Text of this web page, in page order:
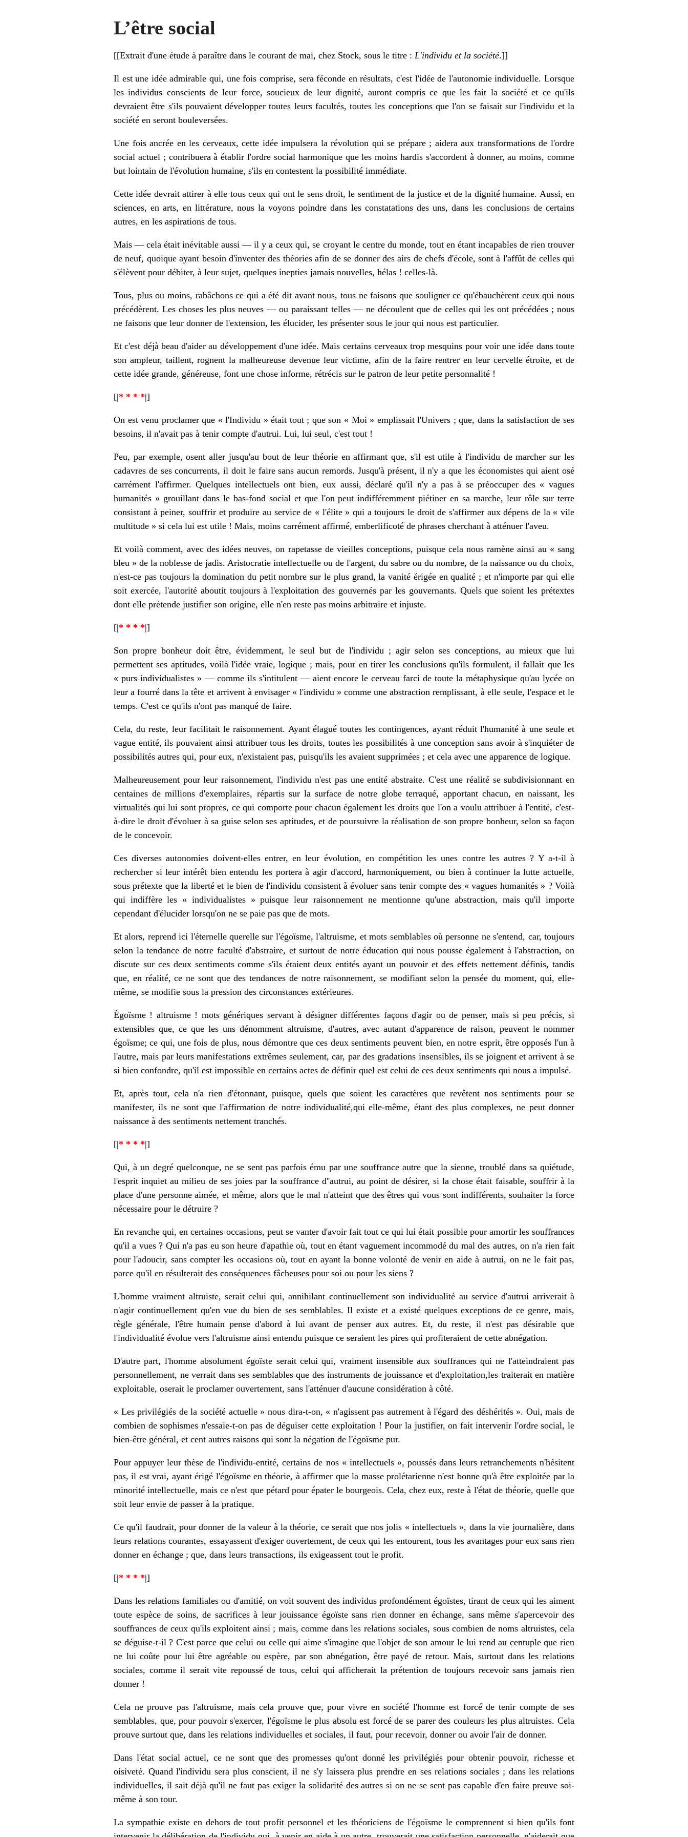
L’être social
[[Extrait d'une étude à paraître dans le courant de mai, chez Stock, sous le titre : L'individu et la société.]]
Il est une idée admirable qui, une fois comprise, sera féconde en résultats, c'est l'idée de l'autonomie individuelle. Lorsque
les individus conscients de leur force, soucieux de leur dignité, auront compris ce que les fait la société et ce qu'ils
devraient être s'ils pouvaient développer toutes leurs facultés, toutes les conceptions que l'on se faisait sur l'individu et la
société en seront bouleversées.
Une fois ancrée en les cerveaux, cette idée impulsera la révolution qui se prépare ; aidera aux transformations de l'ordre
social actuel ; contribuera à établir l'ordre social harmonique que les moins hardis s'accordent à donner, au moins, comme
but lointain de l'évolution humaine, s'ils en contestent la possibilité immédiate.
Cette idée devrait attirer à elle tous ceux qui ont le sens droit, le sentiment de la justice et de la dignité humaine. Aussi, en
sciences, en arts, en littérature, nous la voyons poindre dans les constatations des uns, dans les conclusions de certains
autres, en les aspirations de tous.
Mais — cela était inévitable aussi — il y a ceux qui, se croyant le centre du monde, tout en étant incapables de rien trouver
de neuf, quoique ayant besoin d'inventer des théories afin de se donner des airs de chefs d'école, sont à l'affût de celles qui
s'élèvent pour débiter, à leur sujet, quelques inepties jamais nouvelles, hélas ! celles-là.
Tous, plus ou moins, rabâchons ce qui a été dit avant nous, tous ne faisons que souligner ce qu'ébauchèrent ceux qui nous
précédèrent. Les choses les plus neuves — ou paraissant telles — ne découlent que de celles qui les ont précédées ; nous
ne faisons que leur donner de l'extension, les élucider, les présenter sous le jour qui nous est particulier.
Et c'est déjà beau d'aider au développement d'une idée. Mais certains cerveaux trop mesquins pour voir une idée dans toute
son ampleur, taillent, rognent la malheureuse devenue leur victime, afin de la faire rentrer en leur cervelle étroite, et de
cette idée grande, généreuse, font une chose informe, rétrécis sur le patron de leur petite personnalité !
[|* * * *|]
On est venu proclamer que « l'Individu » était tout ; que son « Moi » emplissait l'Univers ; que, dans la satisfaction de ses
besoins, il n'avait pas à tenir compte d'autrui. Lui, lui seul, c'est tout !
Peu, par exemple, osent aller jusqu'au bout de leur théorie en affirmant que, s'il est utile à l'individu de marcher sur les
cadavres de ses concurrents, il doit le faire sans aucun remords. Jusqu'à présent, il n'y a que les économistes qui aient osé
carrément l'affirmer. Quelques intellectuels ont bien, eux aussi, déclaré qu'il n'y a pas à se préoccuper des « vagues
humanités » grouillant dans le bas-fond social et que l'on peut indifféremment piétiner en sa marche, leur rôle sur terre
consistant à peiner, souffrir et produire au service de « l'élite » qui a toujours le droit de s'affirmer aux dépens de la « vile
multitude » si cela lui est utile ! Mais, moins carrément affirmé, emberlificoté de phrases cherchant à atténuer l'aveu.
Et voilà comment, avec des idées neuves, on rapetasse de vieilles conceptions, puisque cela nous ramène ainsi au « sang
bleu » de la noblesse de jadis. Aristocratie intellectuelle ou de l'argent, du sabre ou du nombre, de la naissance ou du choix,
n'est-ce pas toujours la domination du petit nombre sur le plus grand, la vanité érigée en qualité ; et n'importe par qui elle
soit exercée, l'autorité aboutit toujours à l'exploitation des gouvernés par les gouvernants. Quels que soient les prétextes
dont elle prétende justifier son origine, elle n'en reste pas moins arbitraire et injuste.
[|* * * *|]
Son propre bonheur doit être, évidemment, le seul but de l'individu ; agir selon ses conceptions, au mieux que lui
permettent ses aptitudes, voilà l'idée vraie, logique ; mais, pour en tirer les conclusions qu'ils formulent, il fallait que les
« purs individualistes » — comme ils s'intitulent — aient encore le cerveau farci de toute la métaphysique qu'au lycée on
leur a fourré dans la tête et arrivent à envisager « l'individu » comme une abstraction remplissant, à elle seule, l'espace et le
temps. C'est ce qu'ils n'ont pas manqué de faire.
Cela, du reste, leur facilitait le raisonnement. Ayant élagué toutes les contingences, ayant réduit l'humanité à une seule et
vague entité, ils pouvaient ainsi attribuer tous les droits, toutes les possibilités à une conception sans avoir à s'inquiéter de
possibilités autres qui, pour eux, n'existaient pas, puisqu'ils les avaient supprimées ; et cela avec une apparence de logique.
Malheureusement pour leur raisonnement, l'individu n'est pas une entité abstraite. C'est une réalité se subdivisionnant en
centaines de millions d'exemplaires, répartis sur la surface de notre globe terraqué, apportant chacun, en naissant, les
virtualités qui lui sont propres, ce qui comporte pour chacun également les droits que l'on a voulu attribuer à l'entité, c'est-
à-dire le droit d'évoluer à sa guise selon ses aptitudes, et de poursuivre la réalisation de son propre bonheur, selon sa façon
de le concevoir.
Ces diverses autonomies doivent-elles entrer, en leur évolution, en compétition les unes contre les autres ? Y a-t-il à
rechercher si leur intérêt bien entendu les portera à agir d'accord, harmoniquement, ou bien à continuer la lutte actuelle,
sous prétexte que la liberté et le bien de l'individu consistent à évoluer sans tenir compte des « vagues humanités » ? Voilà
qui indiffère les « individualistes » puisque leur raisonnement ne mentionne qu'une abstraction, mais qu'il importe
cependant d'élucider lorsqu'on ne se paie pas que de mots.
Et alors, reprend ici l'éternelle querelle sur l'égoïsme, l'altruisme, et mots semblables où personne ne s'entend, car, toujours
selon la tendance de notre faculté d'abstraire, et surtout de notre éducation qui nous pousse également à l'abstraction, on
discute sur ces deux sentiments comme s'ils étaient deux entités ayant un pouvoir et des effets nettement définis, tandis
que, en réalité, ce ne sont que des tendances de notre raisonnement, se modifiant selon la pensée du moment, qui, elle-
même, se modifie sous la pression des circonstances extérieures.
Égoïsme ! altruisme ! mots génériques servant à désigner différentes façons d'agir ou de penser, mais si peu précis, si
extensibles que, ce que les uns dénomment altruisme, d'autres, avec autant d'apparence de raison, peuvent le nommer
égoïsme; ce qui, une fois de plus, nous démontre que ces deux sentiments peuvent bien, en notre esprit, être opposés l'un à
l'autre, mais par leurs manifestations extrêmes seulement, car, par des gradations insensibles, ils se joignent et arrivent à se
si bien confondre, qu'il est impossible en certains actes de définir quel est celui de ces deux sentiments qui nous a impulsé.
Et, après tout, cela n'a rien d'étonnant, puisque, quels que soient les caractères que revêtent nos sentiments pour se
manifester, ils ne sont que l'affirmation de notre individualité,qui elle-même, étant des plus complexes, ne peut donner
naissance à des sentiments nettement tranchés.
[|* * * *|]
Qui, à un degré quelconque, ne se sent pas parfois ému par une souffrance autre que la sienne, troublé dans sa quiétude,
l'esprit inquiet au milieu de ses joies par la souffrance d''autrui, au point de désirer, si la chose était faisable, souffrir à la
place d'une personne aimée, et même, alors que le mal n'atteint que des êtres qui vous sont indifférents, souhaiter la force
nécessaire pour le détruire ?
En revanche qui, en certaines occasions, peut se vanter d'avoir fait tout ce qui lui était possible pour amortir les souffrances
qu'il a vues ? Qui n'a pas eu son heure d'apathie où, tout en étant vaguement incommodé du mal des autres, on n'a rien fait
pour l'adoucir, sans compter les occasions où, tout en ayant la bonne volonté de venir en aide à autrui, on ne le fait pas,
parce qu'il en résulterait des conséquences fâcheuses pour soi ou pour les siens ?
L'homme vraiment altruiste, serait celui qui, annihilant continuellement son individualité au service d'autrui arriverait à
n'agir continuellement qu'en vue du bien de ses semblables. Il existe et a existé quelques exceptions de ce genre, mais,
règle générale, l'être humain pense d'abord à lui avant de penser aux autres. Et, du reste, il n'est pas désirable que
l'individualité évolue vers l'altruisme ainsi entendu puisque ce seraient les pires qui profiteraient de cette abnégation.
D'autre part, l'homme absolument égoïste serait celui qui, vraiment insensible aux souffrances qui ne l'atteindraient pas
personnellement, ne verrait dans ses semblables que des instruments de jouissance et d'exploitation,les traiterait en matière
exploitable, oserait le proclamer ouvertement, sans l'atténuer d'aucune considération à côté.
« Les privilégiés de la société actuelle » nous dira-t-on, « n'agissent pas autrement à l'égard des déshérités ». Oui, mais de
combien de sophismes n'essaie-t-on pas de déguiser cette exploitation ! Pour la justifier, on fait intervenir l'ordre social, le
bien-être général, et cent autres raisons qui sont la négation de l'égoïsme pur.
Pour appuyer leur thèse de l'individu-entité, certains de nos « intellectuels », poussés dans leurs retranchements n'hésitent
pas, il est vrai, ayant érigé l'égoïsme en théorie, à affirmer que la masse prolétarienne n'est bonne qu'à être exploitée par la
minorité intellectuelle, mais ce n'est que pétard pour épater le bourgeois. Cela, chez eux, reste à l'état de théorie, quelle que
soit leur envie de passer à la pratique.
Ce qu'il faudrait, pour donner de la valeur à la théorie, ce serait que nos jolis « intellectuels », dans la vie journalière, dans
leurs relations courantes, essayassent d'exiger ouvertement, de ceux qui les entourent, tous les avantages pour eux sans rien
donner en échange ; que, dans leurs transactions, ils exigeassent tout le profit.
[|* * * *|]
Dans les relations familiales ou d'amitié, on voit souvent des individus profondément égoïstes, tirant de ceux qui les aiment
toute espèce de soins, de sacrifices à leur jouissance égoïste sans rien donner en échange, sans même s'apercevoir des
souffrances de ceux qu'ils exploitent ainsi ; mais, comme dans les relations sociales, sous combien de noms altruistes, cela
se déguise-t-il ? C'est parce que celui ou celle qui aime s'imagine que l'objet de son amour le lui rend au centuple que rien
ne lui coûte pour lui être agréable ou espère, par son abnégation, être payé de retour. Mais, surtout dans les relations
sociales, comme il serait vite repoussé de tous, celui qui afficherait la prétention de toujours recevoir sans jamais rien
donner !
Cela ne prouve pas l'altruisme, mais cela prouve que, pour vivre en société l'homme est forcé de tenir compte de ses
semblables, que, pour pouvoir s'exercer, l'égoïsme le plus absolu est forcé de se parer des couleurs les plus altruistes. Cela
prouve surtout que, dans les relations individuelles et sociales, il faut, pour recevoir, donner ou avoir l'air de donner.
Dans l'état social actuel, ce ne sont que des promesses qu'ont donné les privilégiés pour obtenir pouvoir, richesse et
oisiveté. Quand l'individu sera plus conscient, il ne s'y laissera plus prendre en ses relations sociales ; dans les relations
individuelles, il sait déjà qu'il ne faut pas exiger la solidarité des autres si on ne se sent pas capable d'en faire preuve soi-
même à son tour.
La sympathie existe en dehors de tout profit personnel et les théoriciens de l'égoïsme le comprennent si bien qu'ils font